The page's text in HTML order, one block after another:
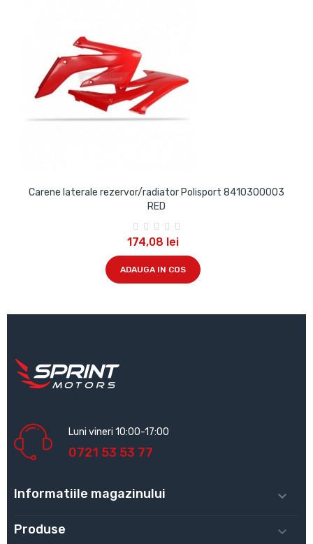
Carene laterale rezervor/radiator Polisport 8410300003
RED
174,08 lei
ADAUGA IN COS
Luni vineri 10:00-17:00
0721 53 53 77
Informatiile magazinului 
Produse 